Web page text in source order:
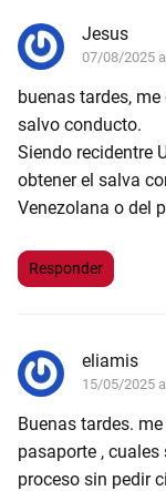
Jesus
07/08/2025
buenas tardes,
salvo conducto.
Siendo recidentre
obtener el salva
Venezolana o del
Responder
eliamis
15/05/2025
Buenas tardes.
pasaporte ,
proceso sin pedir